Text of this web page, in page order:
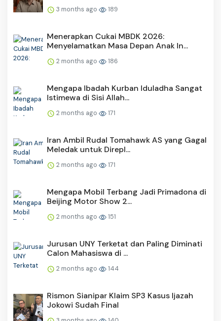
3 months ago 189
Menerapkan Cukai MBDK 2026:
Menyelamatkan Masa Depan Anak In...
2 months ago 186
Mengapa Ibadah Kurban Iduladha Sangat
Istimewa di Sisi Allah...
2 months ago 171
Iran Ambil Rudal Tomahawk AS yang Gagal
Meledak untuk Direpl...
2 months ago 171
Mengapa Mobil Terbang Jadi Primadona di
Beijing Motor Show 2...
2 months ago 151
Jurusan UNY Terketat dan Paling Diminati
Calon Mahasiswa di ...
2 months ago 144
Rismon Sianipar Klaim SP3 Kasus Ijazah
Jokowi Sudah Final